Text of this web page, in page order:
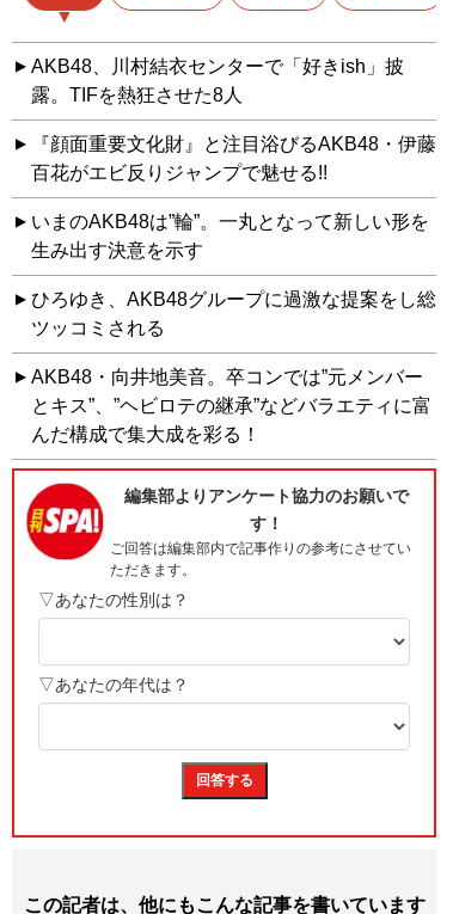
AKB48、川村結衣センターで「好きish」披
露。TIFを熱狂させた8人
『顔面重要文化財』と注目浴びるAKB48・伊藤
百花がエビ反りジャンプで魅せる!!
いまのAKB48は”輪”。一丸となって新しい形を
生み出す決意を示す
ひろゆき、AKB48グループに過激な提案をし総
ツッコミされる
AKB48・向井地美音。卒コンでは”元メンバー
とキス”、”ヘビロテの継承”などバラエティに富
んだ構成で集大成を彩る！
この記者は、他にもこんな記事を書いています